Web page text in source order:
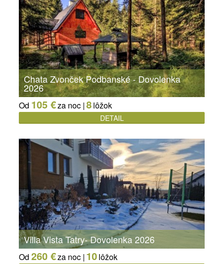
Chata Zvonček Podbanské - Dovolenka
2026
Od 105 €za noc |8lôžok
DETAIL
Villa Vista Tatry- Dovolenka 2026
Od 260 €za noc | 10lôžok